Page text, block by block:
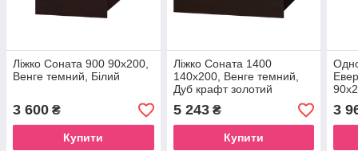
Ліжко Соната 900 90х200,
Венге темний, Білий
3 600 ₴
Купити
Ліжко Соната 1400
140х200, Венге темний,
Дуб крафт золотий
5 243₴
Купити
3